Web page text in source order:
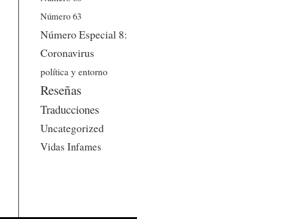
Número 63
Número Especial 8:
Coronavirus
política y entorno
Reseñas
Traducciones
Uncategorized
Vidas Infames